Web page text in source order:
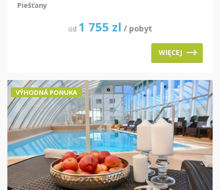
Piešťany
od 1 755 zl / pobyt
WIĘCEJ
VÝHODNÁ PONUKA